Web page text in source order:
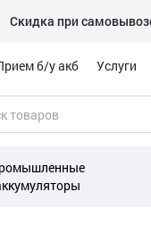
Скидка при
б/у акб Услуги